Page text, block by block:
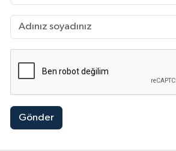
Gönder